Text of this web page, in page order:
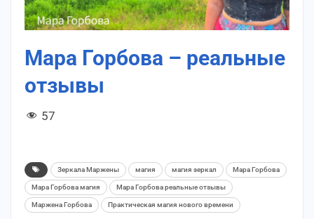
Мара Горбова – реальные
отзывы
57
Зеркала Маржены магия магия зеркал Мара Горбова
Мара Горбова магия Мара Горбова реальные отзывы
Маржена Горбова Практическая магия нового времени